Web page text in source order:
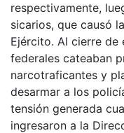
respectivamente,
sicarios, que causó
Ejército. Al cierre
federales cateaban
narcotraficantes y
desarmar a los
tensión generada
ingresaron a la